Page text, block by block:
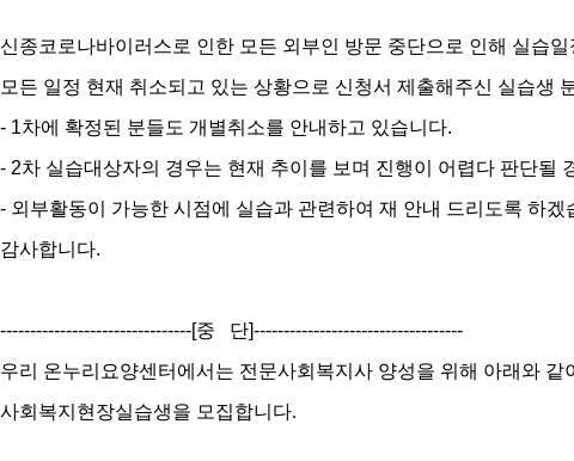
신종코로나바이러스로 인한 모든 외부인 방문 중단으로 인해 실습
모든 일정 현재 취소되고 있는 상황으로 신청서 제출해주신 실습생
- 1차에 확정된 분들도 개별취소를 안내하고 있습니다.
- 2차 실습대상자의 경우는 현재 추이를 보며 진행이 어렵다 판단될
- 외부활동이 가능한 시점에 실습과 관련하여 재 안내 드리도록 하겠
감사합니다.
--------------------------------[중 단]-----------------------------------
우리 온누리요양센터에서는 전문사회복지사 양성을 위해 아래와 같이
사회복지현장실습생을 모집합니다.